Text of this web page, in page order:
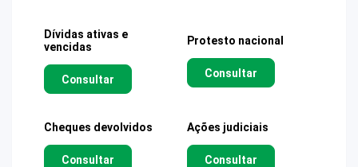
Dívidas ativas e
vencidas
Consultar
Protesto nacional
Consultar
Cheques devolvidos
Consultar
Ações judiciais
Consultar